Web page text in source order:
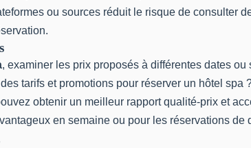
ou sources réduit le risque de consulter
, examiner les prix proposés à différentes dates ou
tarifs et promotions pour réserver un hôtel spa
obtenir un meilleur rapport qualité-prix et
en semaine ou pour les réservations